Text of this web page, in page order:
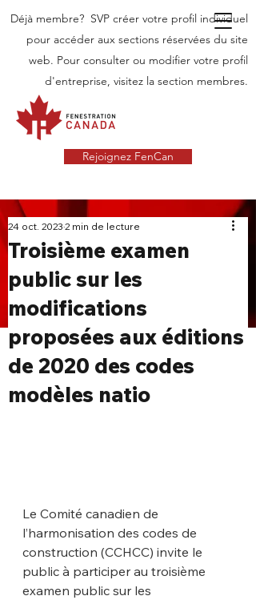
Déjà membre? SVP créer votre profil individuel
pour accéder aux sections réservées du site
web. Pour consulter ou modifier votre profil
d'entreprise, visitez la section membres.
Rejoignez FenCan
INDUSTRIE
NOUVELLES
Dernières nouvelles dans l'industrie des
portes et fenêtres au Canada
Troisième examen
public sur les
modifications
proposées aux éditions
de 2020 des codes
modèles natio
24 oct. 2023 2 min de lecture
Le Comité canadien de
l’harmonisation des codes de
construction (CCHCC) invite le
public à participer au troisième
examen public sur les